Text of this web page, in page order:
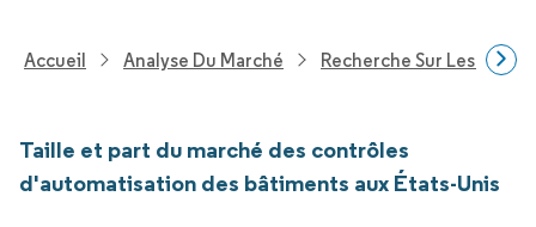
Accueil Analyse Du Marché Recherche Sur Les
Taille et part du marché des contrôles
d'automatisation des bâtiments aux États-Unis